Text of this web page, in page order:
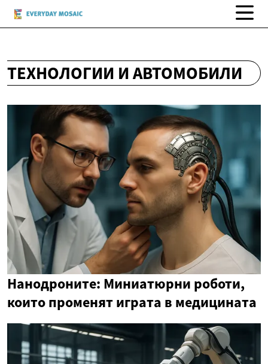
ТЕХНОЛОГИИ И АВТОМОБИЛИ
Нанодроните: Миниатюрни роботи,
които променят играта в медицината